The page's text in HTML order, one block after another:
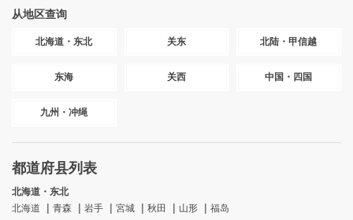
从地区查询
北海道・东北 关东 北陆・甲信越
东海 关西 中国・四国
九州・冲绳
都道府县列表
北海道・东北
北海道
青森 岩手 宮城 秋田 山形
福岛